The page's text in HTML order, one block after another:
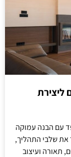
ליצירת
עם הבנה עמוקה
את שלבי התהליך,
תאורה ועיצוב